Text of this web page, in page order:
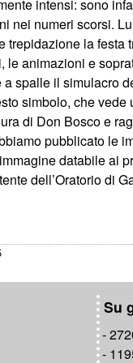
intensi: sono
nei numeri scorsi.
la festa
animazioni e
spalle il simulacro
simbolo, che
di Don Bosco e
pubblicato le
databile ai
dell’Oratorio di
Su
-
-